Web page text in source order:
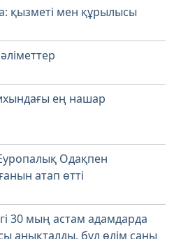
қызметі мен құрылысы
ең нашар
Одақпен
атап өтті
30 мың астам адамдарда
анықталды, бұл өлім саны